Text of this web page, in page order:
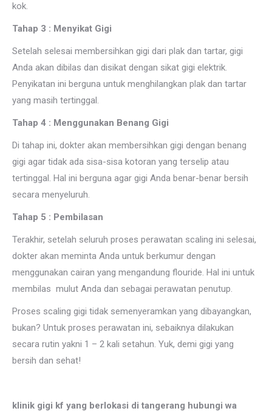
kok.
Tahap 3 : Menyikat Gigi
Setelah selesai membersihkan gigi dari plak dan tartar, gigi
Anda akan dibilas dan disikat dengan sikat gigi elektrik.
Penyikatan ini berguna untuk menghilangkan plak dan tartar
yang masih tertinggal.
Tahap 4 : Menggunakan Benang Gigi
Di tahap ini, dokter akan membersihkan gigi dengan benang
gigi agar tidak ada sisa-sisa kotoran yang terselip atau
tertinggal. Hal ini berguna agar gigi Anda benar-benar bersih
secara menyeluruh.
Tahap 5 : Pembilasan
Terakhir, setelah seluruh proses perawatan scaling ini selesai,
dokter akan meminta Anda untuk berkumur dengan
menggunakan cairan yang mengandung flouride. Hal ini untuk
membilas mulut Anda dan sebagai perawatan penutup.
Proses scaling gigi tidak semenyeramkan yang dibayangkan,
bukan? Untuk proses perawatan ini, sebaiknya dilakukan
secara rutin yakni 1 – 2 kali setahun. Yuk, demi gigi yang
bersih dan sehat!
klinik gigi kf yang berlokasi di tangerang hubungi wa